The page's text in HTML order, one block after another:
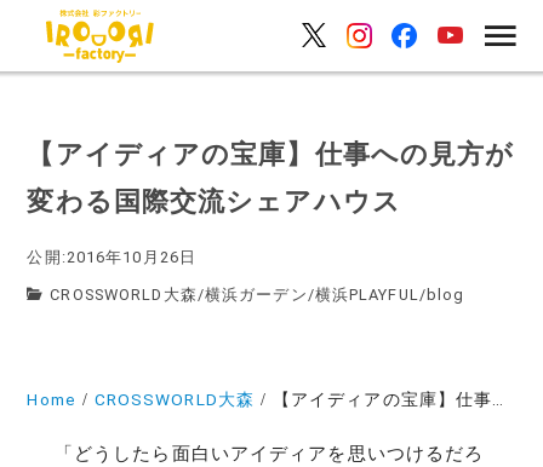
【アイディアの宝庫】仕事への見方が
変わる国際交流シェアハウス
公開:2016年10月26日
CROSSWORLD大森 /横浜ガーデン /横浜PLAYFUL / blog
Home CROSSWORLD大森 【アイディアの宝庫】仕事への見方が変わる国際交流シェアハウス
「どうしたら面白いアイディアを思いつけるだろ